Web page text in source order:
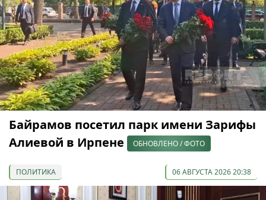
Байрамов посетил парк имени Зарифы
Алиевой в Ирпене
ОБНОВЛЕНО / ФОТО
ПОЛИТИКА 06 АВГУСТА 2026 20:38